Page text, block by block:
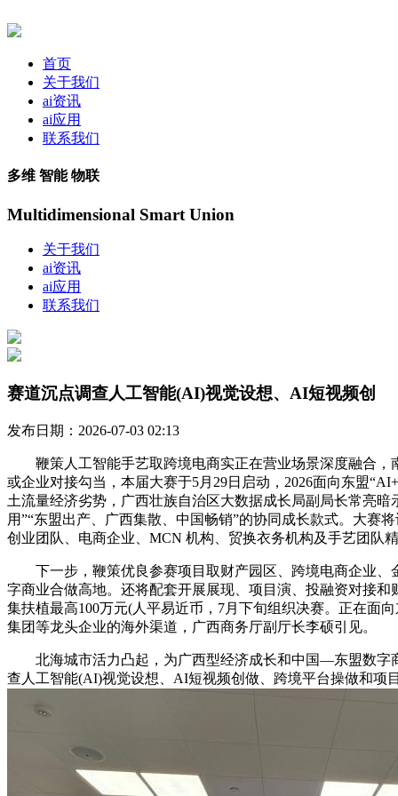
首页
关于我们
ai资讯
ai应用
联系我们
多维 智能 物联
Multidimensional Smart Union
关于我们
ai资讯
ai应用
联系我们
赛道沉点调查人工智能(AI)视觉设想、AI短视频创
发布日期：2026-07-03 02:13
鞭策人工智能手艺取跨境电商实正在营业场景深度融合，
或企业对接勾当，本届大赛于5月29日启动，2026面向东盟
土流量经济劣势，广西壮族自治区大数据成长局副局长常亮
用”“东盟出产、广西集散、中国畅销”的协同成长款式。大赛
创业团队、电商企业、MCN 机构、贸换衣务机构及手艺团队
下一步，鞭策优良参赛项目取财产园区、跨境电商企业、
字商业合做高地。还将配套开展展现、项目演、投融资对接
集扶植最高100万元(人平易近币，7月下旬组织决赛。正在面
集团等龙头企业的海外渠道，广西商务厅副厅长李硕引见。
北海城市活力凸起，为广西型经济成长和中国—东盟数字商
查人工智能(AI)视觉设想、AI短视频创做、跨境平台操做和项